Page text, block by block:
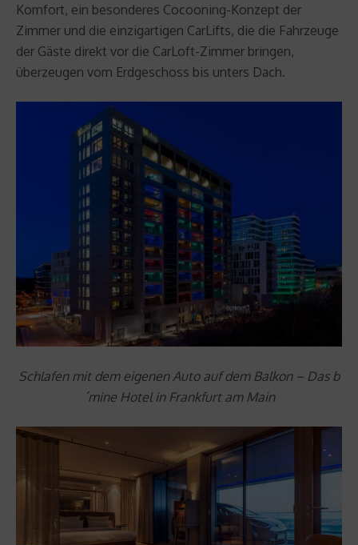
Komfort, ein besonderes Cocooning-Konzept der
Zimmer und die einzigartigen CarLifts, die die Fahrzeuge
der Gäste direkt vor die CarLoft-Zimmer bringen,
überzeugen vom Erdgeschoss bis unters Dach.
Schlafen mit dem eigenen Auto auf dem Balkon – Das b
´mine Hotel in Frankfurt am Main